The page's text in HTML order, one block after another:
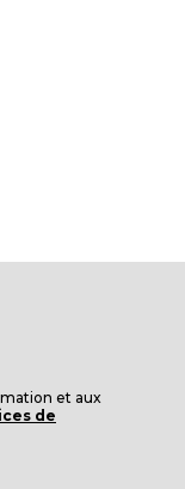
et aux
de